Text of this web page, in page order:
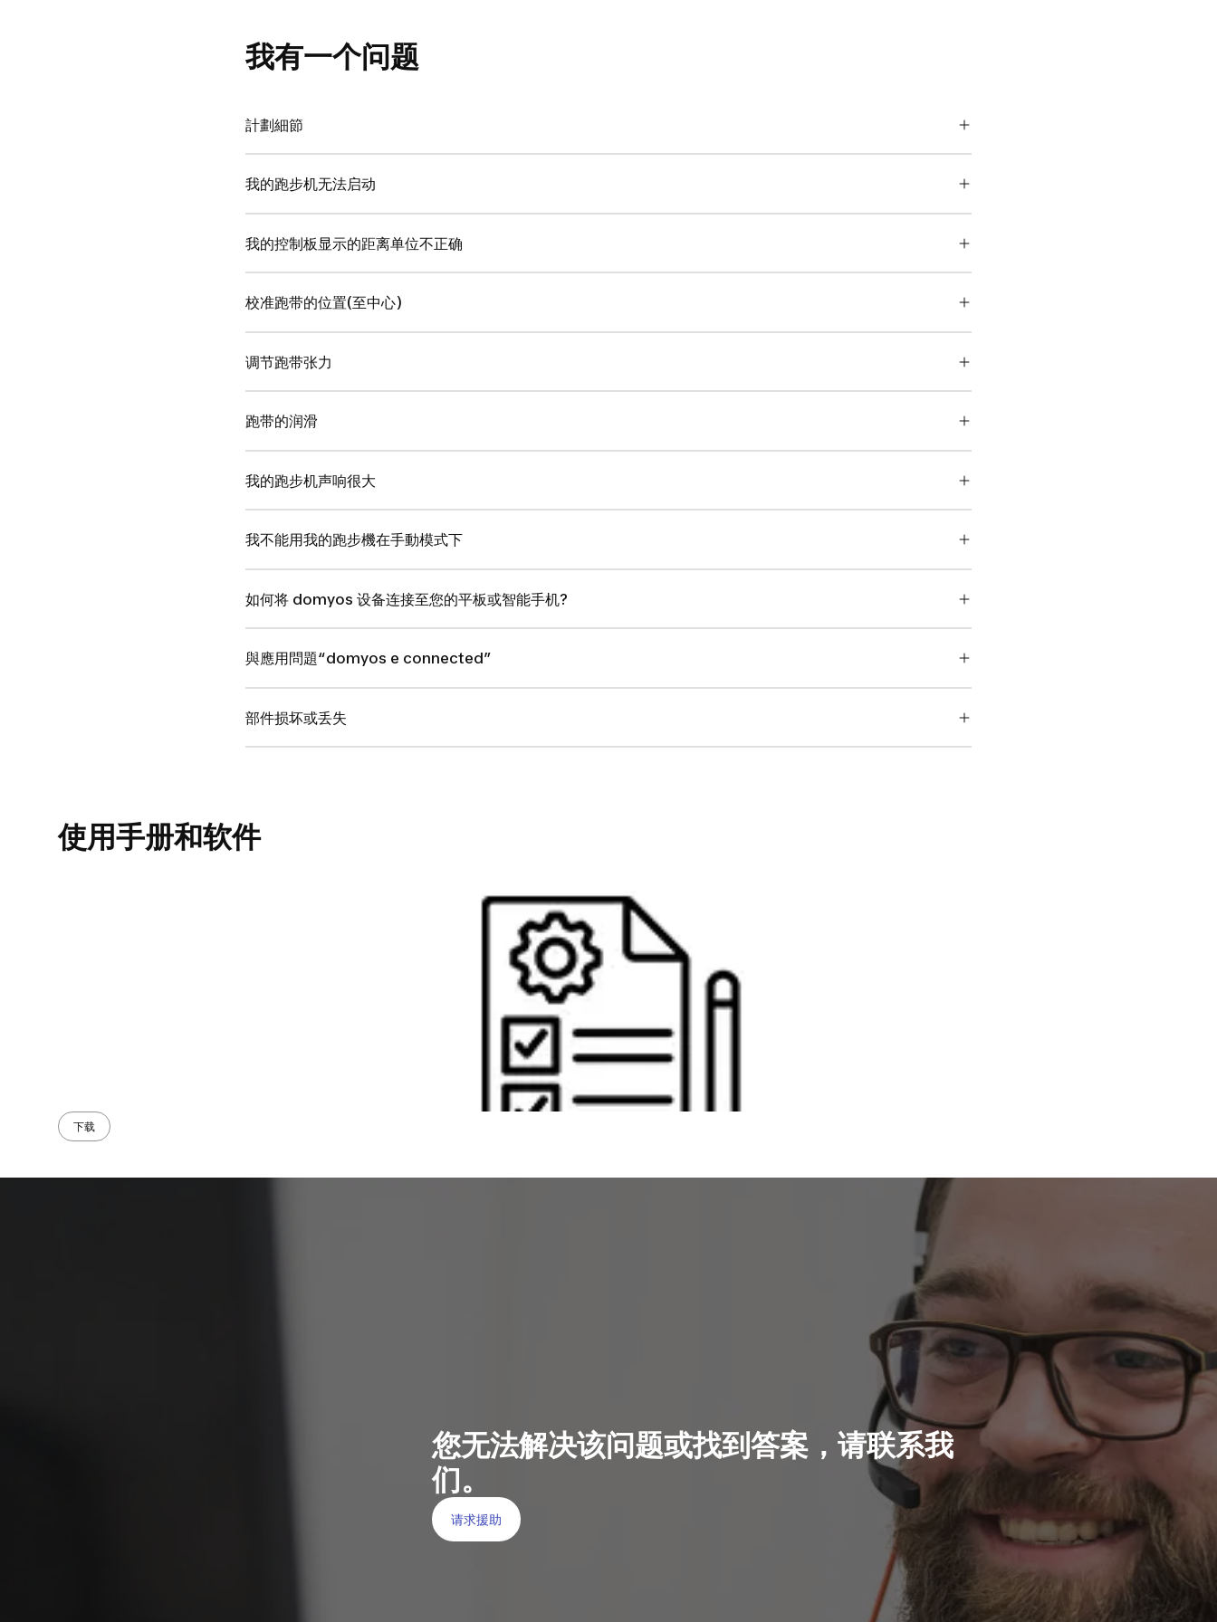
我有一个问题
計劃細節
我的跑步机无法启动
我的控制板显示的距离单位不正确
校准跑带的位置(至中心)
调节跑带张力
跑带的润滑
我的跑步机声响很大
我不能用我的跑步機在手動模式下
如何将 domyos 设备连接至您的平板或智能手机?
與應用問題“domyos e connected”
部件损坏或丢失
使用手册和软件
下载
您无法解决该问题或找到答案，请联系我
们。
请求援助